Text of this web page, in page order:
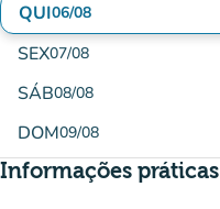
QUI06/08
SEX07/08
SÁB08/08
DOM09/08
Informações práticas